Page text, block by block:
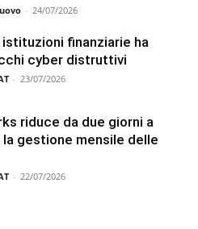
- 24/07/2026
istituzioni finanziarie ha
cyber distruttivi
- 23/07/2026
riduce da due giorni a
gestione mensile delle
- 22/07/2026